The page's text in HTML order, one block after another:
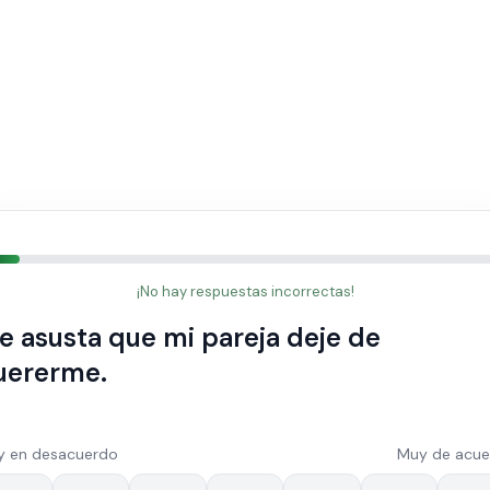
¡No hay respuestas incorrectas!
asusta que mi pareja deje de
en desacuerdo Muy de